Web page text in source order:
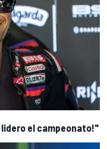
lidero el campeonato!"